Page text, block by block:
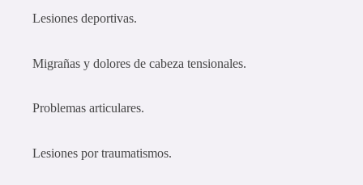
Lesiones deportivas.
Migrañas y dolores de cabeza tensionales.
Problemas articulares.
Lesiones por traumatismos.